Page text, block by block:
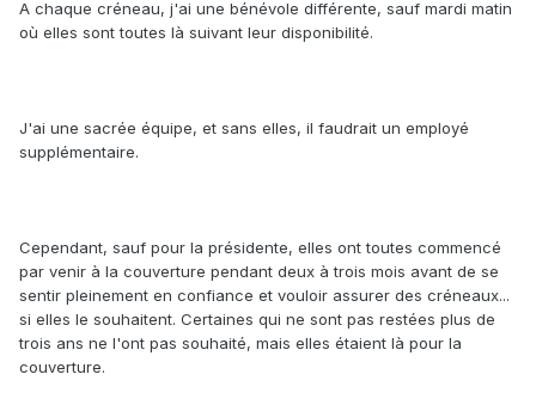
A chaque créneau, j'ai une bénévole différente, sauf mardi matin
où elles sont toutes là suivant leur disponibilité.
J'ai une sacrée équipe, et sans elles, il faudrait un employé
supplémentaire.
Cependant, sauf pour la présidente, elles ont toutes commencé
par venir à la couverture pendant deux à trois mois avant de se
sentir pleinement en confiance et vouloir assurer des créneaux...
si elles le souhaitent. Certaines qui ne sont pas restées plus de
trois ans ne l'ont pas souhaité, mais elles étaient là pour la
couverture.